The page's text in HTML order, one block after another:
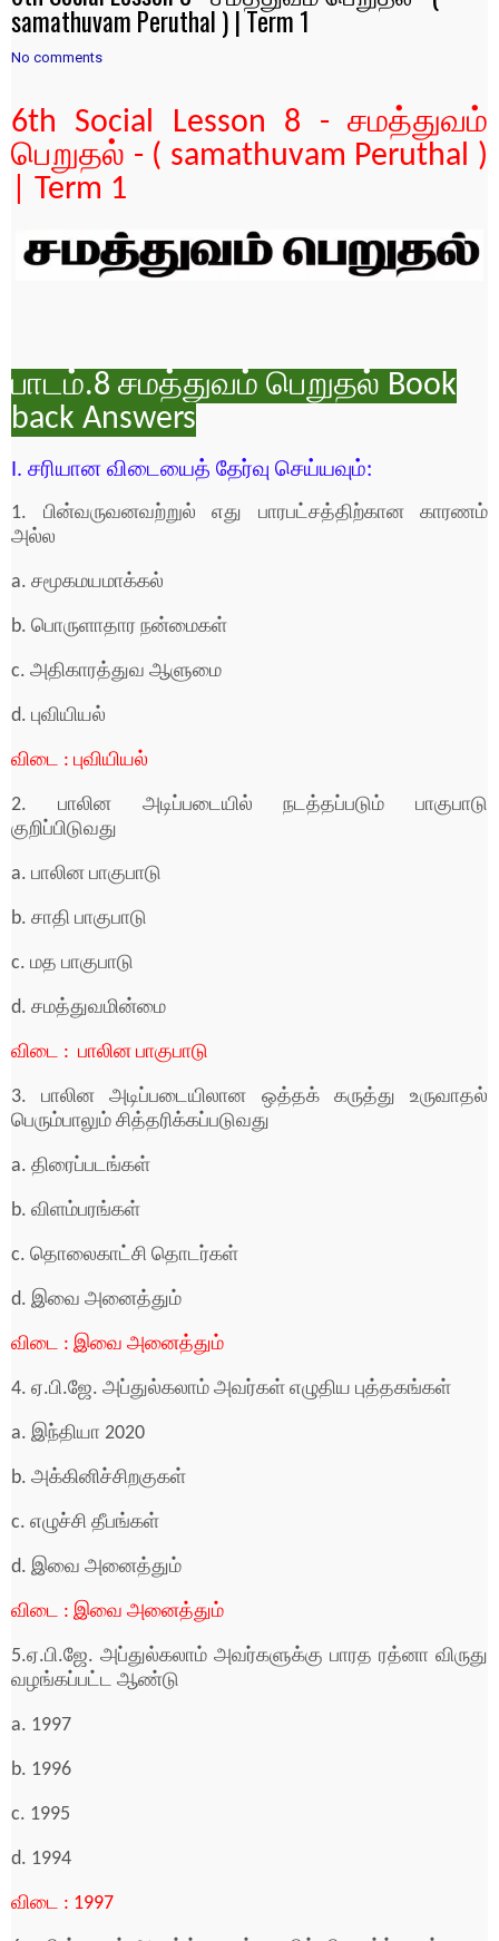
samathuvam Peruthal ) | Term 1
No comments
6th Social Lesson 8 - சமத்துவம்
பெறுதல் - ( samathuvam Peruthal )
| Term 1
பாடம்.8 சமத்துவம் பெறுதல் Book
back Answers
I. சரியான விடையைத் தேர்வு செய்யவும்:
1. பின்வருவனவற்றுல் எது பாரபட்சத்திற்கான காரணம்
அல்ல
a. சமூகமயமாக்கல்
b. பொருளாதார நன்மைகள்
c. அதிகாரத்துவ ஆளுமை
d. புவியியல்
விடை : புவியியல்
2. பாலின அடிப்படையில் நடத்தப்படும் பாகுபாடு
குறிப்பிடுவது
a. பாலின பாகுபாடு
b. சாதி பாகுபாடு
c. மத பாகுபாடு
d. சமத்துவமின்மை
விடை : பாலின பாகுபாடு
3. பாலின அடிப்படையிலான ஒத்தக் கருத்து உருவாதல்
பெரும்பாலும் சித்தரிக்கப்படுவது
a. திரைப்படங்கள்
b. விளம்பரங்கள்
c. தொலைகாட்சி தொடர்கள்
d. இவை அனைத்தும்
விடை : இவை அனைத்தும்
4. ஏ.பி.ஜே. அப்துல்கலாம் அவர்கள் எழுதிய புத்தகங்கள்
a. இந்தியா 2020
b. அக்கினிச்சிறகுகள்
c. எழுச்சி தீபங்கள்
d. இவை அனைத்தும்
விடை : இவை அனைத்தும்
5.ஏ.பி.ஜே. அப்துல்கலாம் அவர்களுக்கு பாரத ரத்னா விருது
வழங்கப்பட்ட ஆண்டு
a. 1997
b. 1996
c. 1995
d. 1994
விடை : 1997